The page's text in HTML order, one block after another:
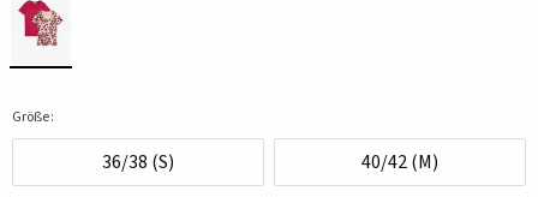
Größe:
36/38 (S) 40/42 (M)